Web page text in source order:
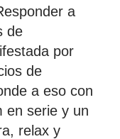
a
de
por
de
a eso con
en serie y un
relax y